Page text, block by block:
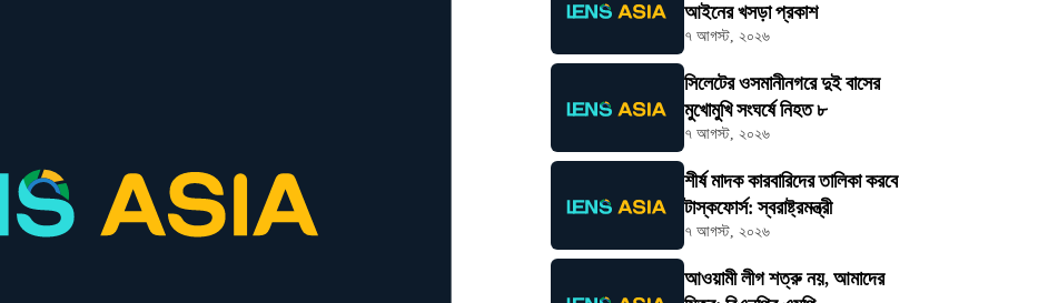
আইনের খসড়া প্রকাশ
৭ আগস্ট, ২০২৬
সিলেটের ওসমানীনগরে দুই বাসের
মুখোমুখি সংঘর্ষে নিহত ৮
৭ আগস্ট, ২০২৬
শীর্ষ মাদক কারবারিদের তালিকা করবে
টাস্কফোর্স: স্বরাষ্ট্রমন্ত্রী
৭ আগস্ট, ২০২৬
আওয়ামী লীগ শত্রু নয়, আমাদের